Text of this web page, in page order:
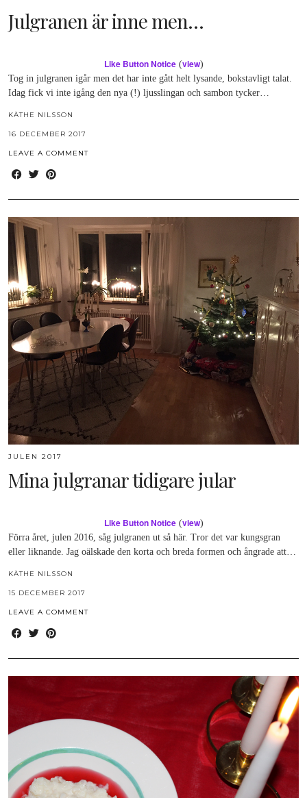
Julgranen är inne men…
Like Button Notice(view)
Tog in julgranen igår men det har inte gått helt lysande, bokstavligt talat.
Idag fick vi inte igång den nya (!) ljusslingan och sambon tycker…
KÄTHE NILSSON
16 DECEMBER 2017
LEAVE A COMMENT
JULEN 2017
Mina julgranar tidigare jular
Like Button Notice(view)
Förra året, julen 2016, såg julgranen ut så här. Tror det var kungsgran
eller liknande. Jag oälskade den korta och breda formen och ångrade att…
KÄTHE NILSSON
15 DECEMBER 2017
LEAVE A COMMENT